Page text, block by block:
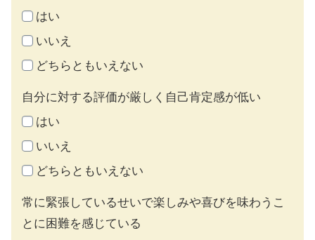
はい
いいえ
どちらともいえない
自分に対する評価が厳しく自己肯定感が低い
はい
いいえ
どちらともいえない
常に緊張しているせいで楽しみや喜びを味わうこ
とに困難を感じている